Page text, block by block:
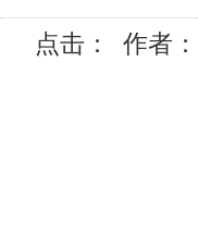
点击：
作者